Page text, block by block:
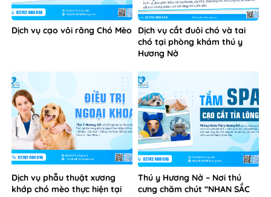
Dịch vụ cạo vôi răng Chó Mèo
Dịch vụ cắt đuôi chó và tai
chó tại phòng khám thú y
Hương Nở
Dịch vụ phẫu thuật xương
khớp chó mèo thực hiện tại
Thú y Hương Nở – Nơi thú
cưng chăm chút “NHAN SẮC